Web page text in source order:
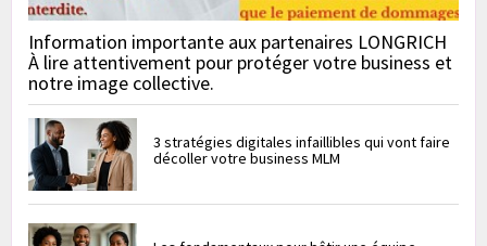
Information importante aux partenaires LONGRICH
À lire attentivement pour protéger votre business et
notre image collective.
3 stratégies digitales infaillibles qui vont faire
décoller votre business MLM